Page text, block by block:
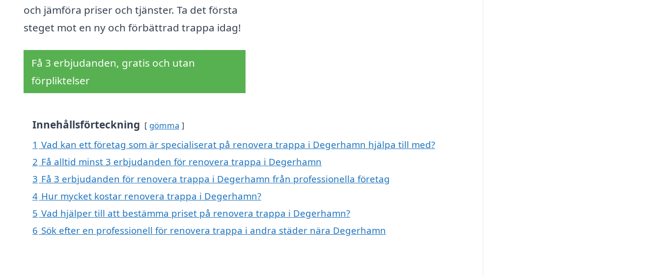
och jämföra priser och tjänster. Ta det första
steget mot en ny och förbättrad trappa idag!
Få 3 erbjudanden, gratis och utan
förpliktelser
Innehållsförteckning gömma
1 Vad kan ett företag som är specialiserat på renovera trappa i Degerhamn hjälpa till med?
2 Få alltid minst 3 erbjudanden för renovera trappa i Degerhamn
3 Få 3 erbjudanden för renovera trappa i Degerhamn från professionella företag
4 Hur mycket kostar renovera trappa i Degerhamn?
5 Vad hjälper till att bestämma priset på renovera trappa i Degerhamn?
6 Sök efter en professionell för renovera trappa i andra städer nära Degerhamn